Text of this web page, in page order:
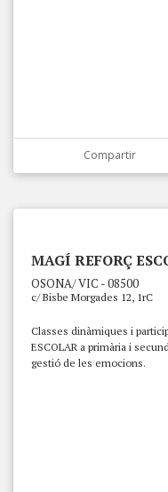
Compartir
MAGÍ REFORÇ
OSONA/ VIC - 08500
c/ Bisbe Morgades 12, 1rC
Classes dinàmiques i
ESCOLAR a primària i
gestió de les emocions.